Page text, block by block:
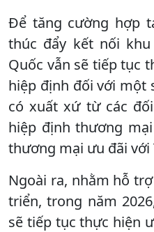
Để tăng cường hợp
thúc đẩy kết nối khu
Quốc vẫn sẽ tiếp tục
hiệp định đối với một
có xuất xứ từ các
hiệp định thương
thương mại ưu đãi với
Ngoài ra, nhằm hỗ
triển, trong năm
sẽ tiếp tục thực hiện